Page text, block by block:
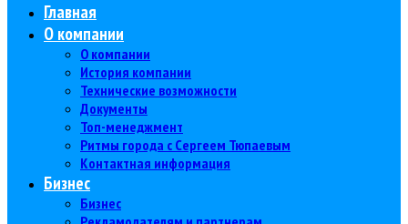
Главная
О компании
О компании
История компании
Технические возможности
Документы
Топ-менеджмент
Ритмы города с Сергеем Тюпаевым
Контактная информация
Бизнес
Бизнес